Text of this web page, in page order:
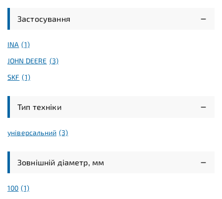
Застосування
INA (1)
JOHN DEERE (3)
SKF (1)
Тип техніки
універсальний (3)
Зовнішній діаметр, мм
100 (1)